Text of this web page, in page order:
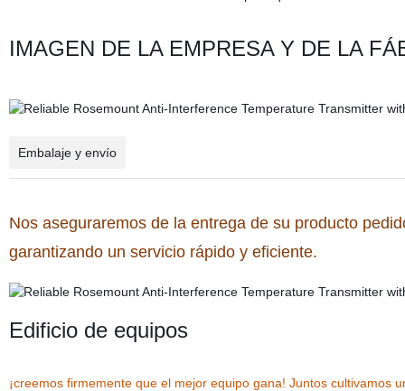
IMAGEN DE LA EMPRESA Y DE LA
Embalaje y envío
Nos aseguraremos de la entrega de su producto
garantizando un servicio rápido y eficiente.
Edificio de equipos
¡creemos firmemente que el mejor equipo gana! Juntos cultivamos